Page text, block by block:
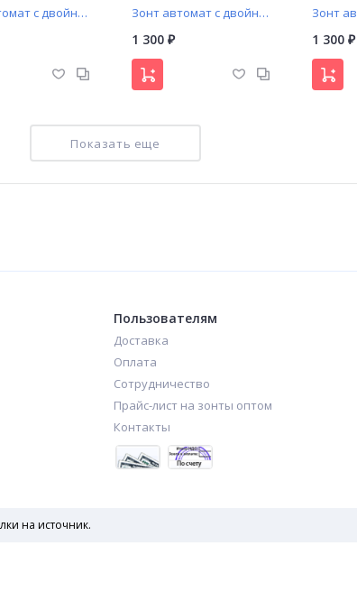
Зонт автомат с двойными спицами арт. 2080-8 Зонт автомат с двойными спицами арт. 2080-7
1 300 ₽ 1 300₽
Показать еще
Пользователям
Доставка
Оплата
Сотрудничество
Прайс-лист на зонты оптом
Контакты
на источник.